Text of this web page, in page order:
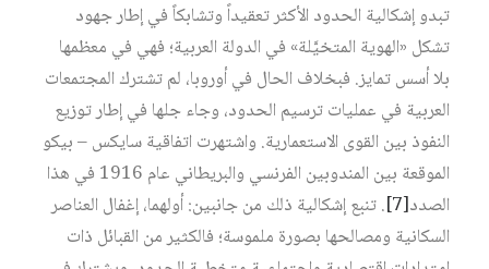
تبدو إشكالية الحدود الأكثر تعقيداً وتشابكاً في إطار جهود
تشكل «الهوية المتخيَّلة» في الدولة العربية؛ فهي في معظمها
بلا أسس تمايز. فبخلاف الحال في أوروبا، لم تشترك المجتمعات
العربية في عمليات ترسيم الحدود، وجاء جلها في إطار توزيع
النفوذ بين القوى الاستعمارية. واشتهرت اتفاقية سايكس – بيكو
الموقعة بين المندوبين الفرنسي والبريطاني عام 1916 في هذا
الصدد‏[7]
. تنبع إشكالية ذلك من جانبين: أولهما، إغفال العناصر
السكانية ومصالحها بصورة ملموسة؛ فالكثير من القبائل ذات